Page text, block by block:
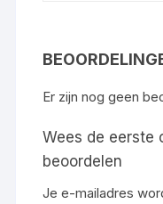
Er zijn nog geen
Wees de eerste
beoordelen
Je e-mailadres